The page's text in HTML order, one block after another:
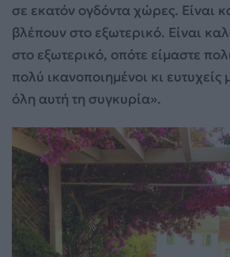
σε εκατόν ογδόντα χώρες. Είναι
βλέπουν στο εξωτερικό. Είναι
στο εξωτερικό, οπότε είμαστε
πολύ ικανοποιημένοι κι ευτυχείς
όλη αυτή τη συγκυρία».